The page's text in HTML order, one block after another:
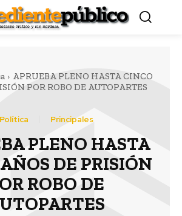
APRUEBA PLENO HASTA CINCO
POR ROBO DE AUTOPARTES
Política Principales
PLENO HASTA
DE PRISIÓN
ROBO DE